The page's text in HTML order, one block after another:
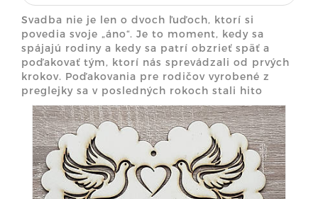
Svadba nie je len o dvoch ľuďoch, ktorí si
povedia svoje „áno“. Je to moment, kedy sa
spájajú rodiny a kedy sa patrí obzrieť späť a
poďakovať tým, ktorí nás sprevádzali od prvých
krokov. Poďakovania pre rodičov vyrobené z
preglejky sa v posledných rokoch stali hito